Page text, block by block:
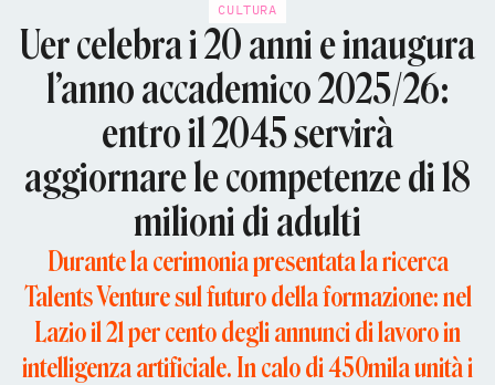
CULTURA
Uer celebra i 20 anni e inaugura
l’anno accademico 2025/26:
entro il 2045 servirà
aggiornare le competenze di 18
milioni di adulti
Durante la cerimonia presentata la ricerca
Talents Venture sul futuro della formazione: nel
Lazio il 21 per cento degli annunci di lavoro in
intelligenza artificiale. In calo di 450mila unità i